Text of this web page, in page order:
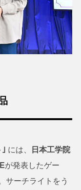
には、
日本工学院
が発表したゲー
サーチライトをう